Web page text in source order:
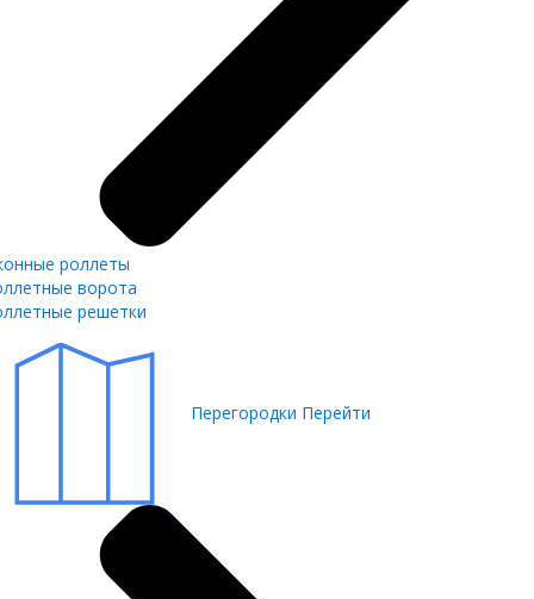
роллеты
ворота
решетки
Перегородки Перейти